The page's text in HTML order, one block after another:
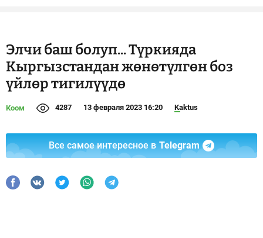
Элчи баш болуп... Түркияда
Кыргызстандан жөнөтүлгөн боз
үйлөр тигилүүдө
Коом 4287 13 февраля 2023 16:20 Kaktus
Все самое интересное в Telegram